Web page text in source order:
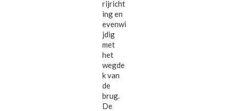
rijricht
ing en
evenwi
jdig
met
het
wegde
k van
de
brug.
De